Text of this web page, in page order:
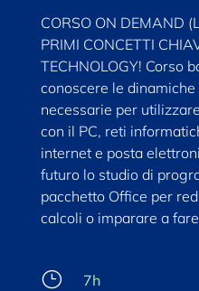
CORSO ON DEMAND
PRIMI CONCETTI
TECHNOLOGY! Corso
conoscere le
necessarie per
con il PC, reti
internet e posta
futuro lo studio di
pacchetto Office per
calcoli o imparare a
} 7h